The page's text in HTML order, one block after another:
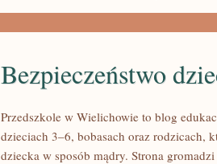
Bezpieczeństwo
Przedszkole w Wielichowie to blog
dzieciach 3–6, bobasach oraz rodzicach,
dziecka w sposób mądry. Strona